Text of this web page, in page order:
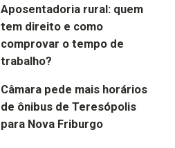
Aposentadoria rural: quem
tem direito e como
comprovar o tempo de
trabalho?
Câmara pede mais horários
de ônibus de Teresópolis
para Nova Friburgo